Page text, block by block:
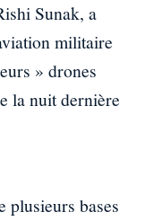
Sunak, a
militaire
» drones
la nuit dernière
plusieurs bases